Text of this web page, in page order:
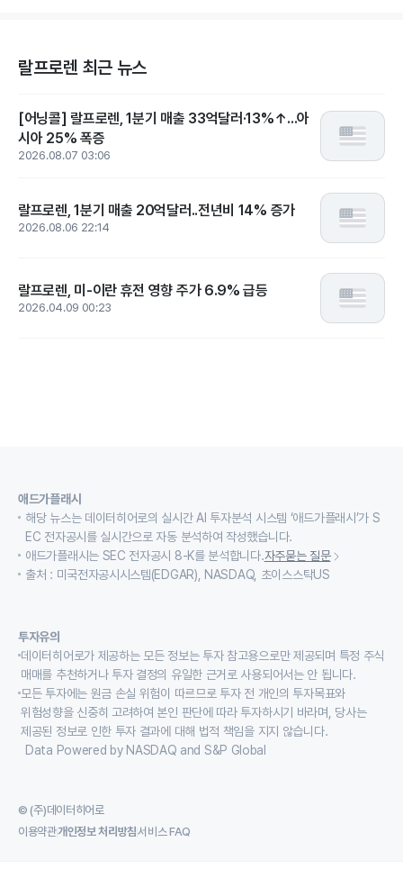
랄프로렌 최근 뉴스
[어닝콜] 랄프로렌, 1분기 매출 33억달러·13%↑...아
시아 25% 폭증
2026.08.07 03:06
랄프로렌, 1분기 매출 20억달러..전년비 14% 증가
2026.08.06 22:14
랄프로렌, 미-이란 휴전 영향 주가 6.9% 급등
2026.04.09 00:23
애드가플래시
해당 뉴스는 데이터히어로의 실시간 AI 투자분석 시스템 ‘애드가플래시’가 S
EC 전자공시를 실시간으로 자동 분석하여 작성했습니다.
애드가플래시는 SEC 전자공시 8-K를 분석합니다.자주묻는 질문
출처 : 미국전자공시시스템(EDGAR), NASDAQ, 초이스스탁US
투자유의
데이터히어로가 제공하는 모든 정보는 투자 참고용으로만 제공되며 특정 주식
매매를 추천하거나 투자 결정의 유일한 근거로 사용되어서는 안 됩니다.
모든 투자에는 원금 손실 위험이 따르므로 투자 전 개인의 투자목표와
위험성향을 신중히 고려하여 본인 판단에 따라 투자하시기 바라며, 당사는
제공된 정보로 인한 투자 결과에 대해 법적 책임을 지지 않습니다.
Data Powered by NASDAQ and S&P Global
© (주)데이터히어로
이용약관개인정보 처리방침서비스 FAQ